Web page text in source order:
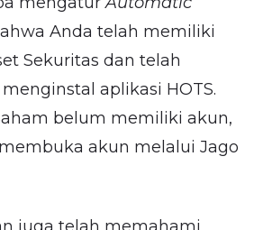
Anda telah memiliki
Sekuritas dan telah
aplikasi HOTS.
belum memiliki akun,
akun melalui Jago